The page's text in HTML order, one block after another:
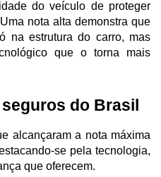
do veículo de proteger
nota alta demonstra que
na estrutura do carro, mas
que o torna mais
do Brasil
alcançaram a nota máxima
se pela tecnologia,
que oferecem.